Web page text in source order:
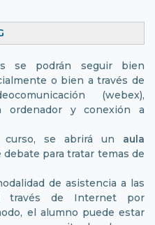
se podrán seguir bien
o bien a través de
(webex),
ordenador y conexión a
curso, se abrirá un aula
para tratar temas de
de asistencia a las
través de Internet por
el alumno puede estar